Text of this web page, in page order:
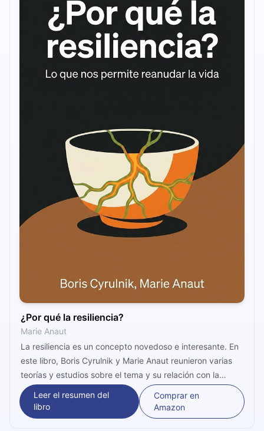
¿Por qué la resiliencia?
Marie Anaut
La resiliencia es un concepto novedoso e interesante. En
este libro, Boris Cyrulnik y Marie Anaut reunieron varias
teorías y estudios sobre el tema y su relación con la
infancia y la adolescencia. Un título clave para
comprender de qué se trata y cómo podemos ayudar a
los niños que sufrieron un trauma.
Leer el resumen del
libro
Comprar en
Amazon